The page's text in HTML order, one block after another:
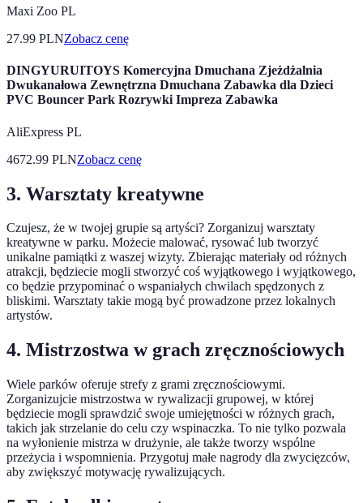
Maxi Zoo PL
27.99 PLNZobacz cenę
DINGYURUITOYS Komercyjna Dmuchana Zjeżdżalnia
Dwukanałowa Zewnętrzna Dmuchana Zabawka dla Dzieci
PVC Bouncer Park Rozrywki Impreza Zabawka
AliExpress PL
4672.99 PLNZobacz cenę
3. Warsztaty kreatywne
Czujesz, że w twojej grupie są artyści? Zorganizuj warsztaty
kreatywne w parku. Możecie malować, rysować lub tworzyć
unikalne pamiątki z waszej wizyty. Zbierając materiały od różnych
atrakcji, będziecie mogli stworzyć coś wyjątkowego i wyjątkowego,
co będzie przypominać o wspaniałych chwilach spędzonych z
bliskimi. Warsztaty takie mogą być prowadzone przez lokalnych
artystów.
4. Mistrzostwa w grach zręcznościowych
Wiele parków oferuje strefy z grami zręcznościowymi.
Zorganizujcie mistrzostwa w rywalizacji grupowej, w której
będziecie mogli sprawdzić swoje umiejętności w różnych grach,
takich jak strzelanie do celu czy wspinaczka. To nie tylko pozwala
na wyłonienie mistrza w drużynie, ale także tworzy wspólne
przeżycia i wspomnienia. Przygotuj małe nagrody dla zwycięzców,
aby zwiększyć motywację rywalizujących.